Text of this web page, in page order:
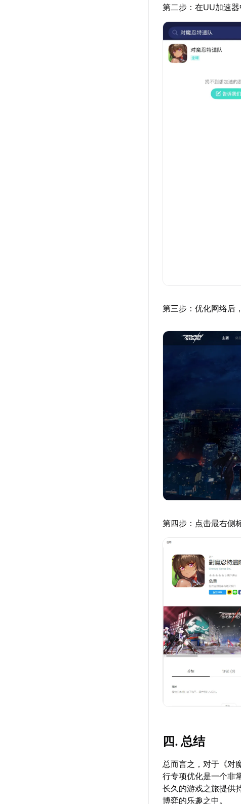
第二步：在UU加速
第三步：优化网络后
第四步：点击最右侧
四. 总结
总而言之，对于《对
行专项优化是一个非
长久的游戏之旅提供
博弈的乐趣之中。